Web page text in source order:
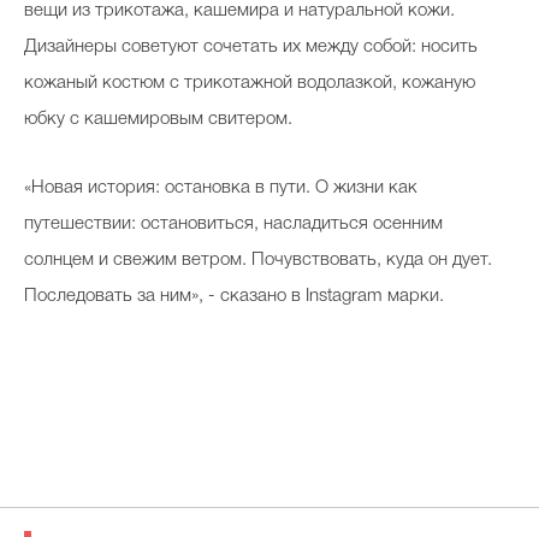
вещи из трикотажа, кашемира и натуральной кожи.
Дизайнеры советуют сочетать их между собой: носить
кожаный костюм с трикотажной водолазкой, кожаную
юбку с кашемировым свитером.
«Новая история: остановка в пути. О жизни как
путешествии: остановиться, насладиться осенним
солнцем и свежим ветром. Почувствовать, куда он дует.
Последовать за ним», - сказано в Instagram марки.